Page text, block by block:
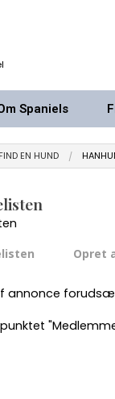
Spaniels
FIND EN HUND
Opret
annonce